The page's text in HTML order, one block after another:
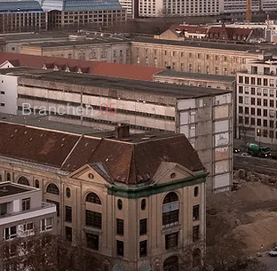
Branchen05
Ärzte und Zahnärzte
Psychotherapeuten
Heilberufe
Immobilien
Freie Berufe